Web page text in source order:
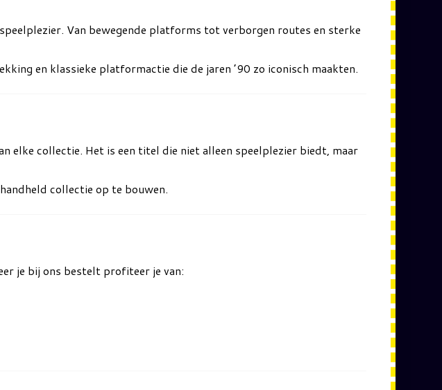
Van bewegende platforms tot verborgen routes en sterke
en klassieke platformactie die de jaren ’90 zo iconisch maakten.
elke collectie. Het is een titel die niet alleen speelplezier biedt, maar
collectie op te bouwen.
je bij ons bestelt profiteer je van: